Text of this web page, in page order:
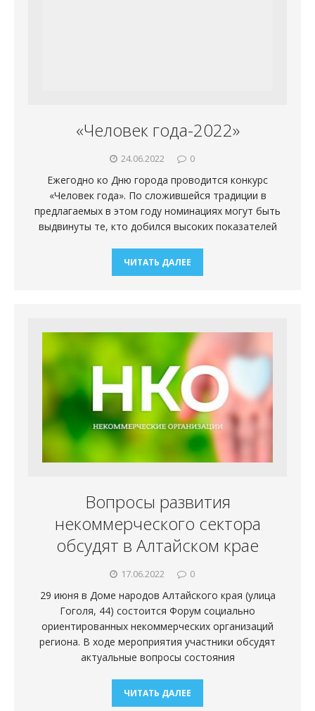
«Человек года-2022»
24.06.2022 0
Ежегодно ко Дню города проводится конкурс
«Человек года». По сложившейся традиции в
предлагаемых в этом году номинациях могут быть
выдвинуты те, кто добился высоких показателей
ЧИТАТЬ ДАЛЕЕ
Вопросы развития
некоммерческого сектора
обсудят в Алтайском крае
17.06.2022 0
29 июня в Доме народов Алтайского края (улица
Гоголя, 44) состоится Форум социально
ориентированных некоммерческих организаций
региона. В ходе мероприятия участники обсудят
актуальные вопросы состояния
ЧИТАТЬ ДАЛЕЕ